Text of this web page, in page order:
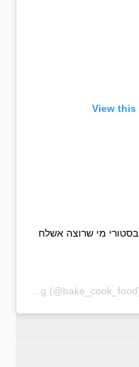
View this
מי שרוצה אשלח
Dafna Oster Michael food blog